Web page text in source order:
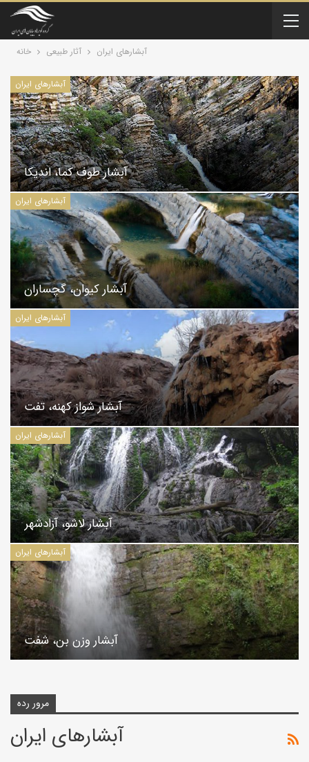
خانه آثار طبیعی آبشارهای ایران
آبشارهای ایران
آبشار طوف کما، اندیکا
آبشارهای ایران
آبشار کیوان، گچساران
آبشارهای ایران
آبشار شواز کهنه، تفت
آبشارهای ایران
آبشار لاشو، آزادشهر
آبشارهای ایران
آبشار وزن بن، شفت
مرور رده
آبشارهای ایران